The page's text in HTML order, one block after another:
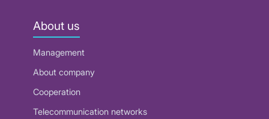
About us
Management
About company
Cooperation
Telecommunication networks